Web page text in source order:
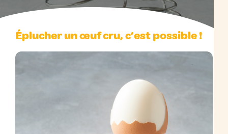
Éplucher un œuf cru, c’est possible !